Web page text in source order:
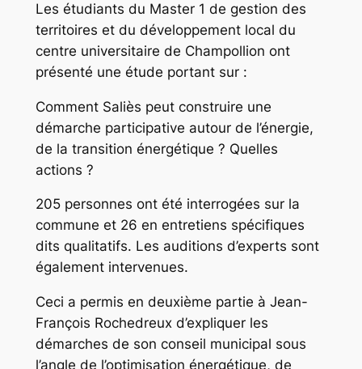
Les étudiants du Master 1 de gestion des
territoires et du développement local du
centre universitaire de Champollion ont
présenté une étude portant sur :
Comment Saliès peut construire une
démarche participative autour de l’énergie,
de la transition énergétique ? Quelles
actions ?
205 personnes ont été interrogées sur la
commune et 26 en entretiens spécifiques
dits qualitatifs. Les auditions d’experts sont
également intervenues.
Ceci a permis en deuxième partie à Jean-
François Rochedreux d’expliquer les
démarches de son conseil municipal sous
l’angle de l’optimisation énergétique, de